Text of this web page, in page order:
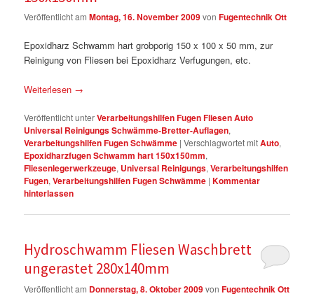
Veröffentlicht amMontag, 16. November 2009vonFugentechnik Ott
Epoxidharz Schwamm hart grobporig 150 x 100 x 50 mm, zur
Reinigung von Fliesen bei Epoxidharz Verfugungen, etc.
Weiterlesen →
Veröffentlicht unterVerarbeitungshilfen Fugen Fliesen Auto
Universal Reinigungs Schwämme-Bretter-Auflagen,
Verarbeitungshilfen Fugen Schwämme |Verschlagwortet mitAuto,
Epoxidharzfugen Schwamm hart 150x150mm,
Fliesenlegerwerkzeuge, Universal Reinigungs,Verarbeitungshilfen
Fugen,Verarbeitungshilfen Fugen Schwämme |Kommentar
hinterlassen
Hydroschwamm Fliesen Waschbrett
ungerastet 280x140mm
Veröffentlicht am Donnerstag, 8. Oktober 2009vonFugentechnik Ott